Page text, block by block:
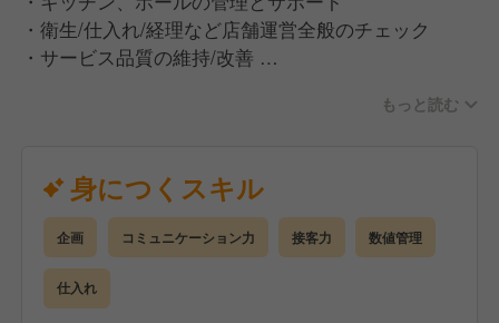
・衛生/仕入れ/経理など店舗運営全般のチェック
・サービス品質の維持/改善
お店の“顔”として空間をプロデュースし、チームを導
くリーダー！
そして、お客様の心を動かすホスピタリティの担い手
です。
店長・料理長と連携し、「また来たい」と思えるお店
を育ててください◎
もっと読む
身につくスキル
企画 コミュニケーション力 接客力 数値管理
仕入れ